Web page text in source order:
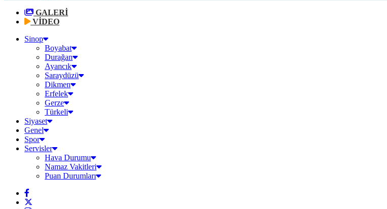
GALERİ
VİDEO
Sinop
Boyabat
Durağan
Ayancık
Saraydüzü
Dikmen
Erfelek
Gerze
Türkeli
Siyaset
Genel
Spor
Servisler
Hava Durumu
Namaz Vakitleri
Puan Durumları